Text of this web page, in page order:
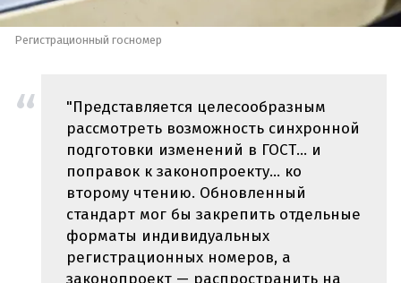
Регистрационный госномер
"Представляется целесообразным
рассмотреть возможность синхронной
подготовки изменений в ГОСТ… и
поправок к законопроекту… ко
второму чтению. Обновленный
стандарт мог бы закрепить отдельные
форматы индивидуальных
регистрационных номеров, а
законопроект — распространить на